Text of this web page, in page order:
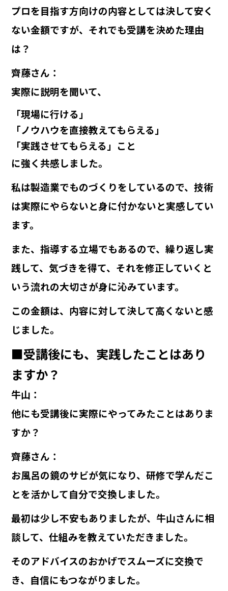
プロを目指す方向けの内容としては決して安く
ない金額ですが、それでも受講を決めた理由
は？
齊藤さん ：
実際に説明を聞いて、
「現場に行ける」
「ノウハウを直接教えてもらえる」
「実践させてもらえる」こと
に強く共感しました。
私は製造業でものづくりをしているので、技術
は実際にやらないと身に付かないと実感してい
ます。
また、指導する立場でもあるので、繰り返し実
践して、気づきを得て、それを修正していくと
いう流れの大切さが身に沁みています。
この金額は、内容に対して決して高くないと感
じました。
■受講後にも、実践したことはあり
ますか？
牛山 ：
他にも受講後に実際にやってみたことはありま
すか？
齊藤さん ：
お風呂の鏡のサビが気になり、研修で学んだこ
とを活かして自分で交換しました。
最初は少し不安もありましたが、牛山さんに相
談して、仕組みを教えていただきました。
そのアドバイスのおかげでスムーズに交換で
き、自信にもつながりました。